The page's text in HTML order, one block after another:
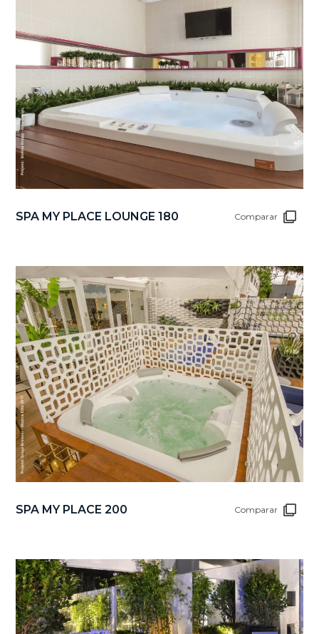
SPA MY PLACE LOUNGE 180 Comparar
SPA MY PLACE 200 Comparar